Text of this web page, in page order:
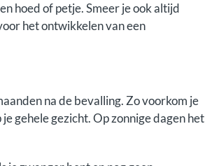
hoed of petje. Smeer je ook altijd
het ontwikkelen van een
na de bevalling. Zo voorkom je
gehele gezicht. Op zonnige dagen het